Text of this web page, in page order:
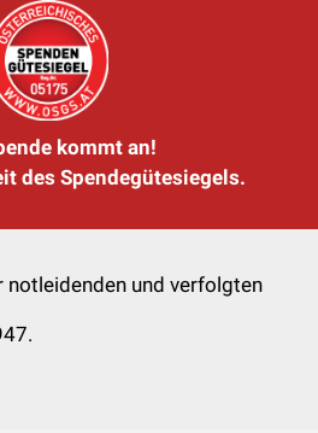
kommt an!
des Spendegütesiegels.
notleidenden und verfolgten